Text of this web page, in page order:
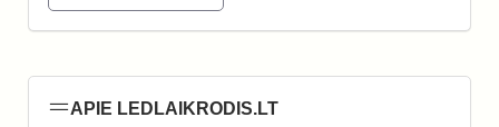
APIE LEDLAIKRODIS.LT